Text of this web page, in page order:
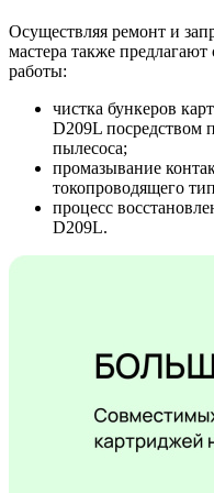
Осуществляя ремонт и
мастера также
работы:
чистка бункеров
D209L посредством
пылесоса;
промазывание
токопроводящего
процесс
D209L.